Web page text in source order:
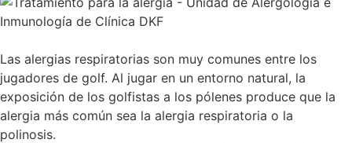
Las alergias respiratorias son muy comunes entre los
jugadores de golf. Al jugar en un entorno natural, la
exposición de los golfistas a los pólenes produce que la
alergia más común sea la alergia respiratoria o la
polinosis.